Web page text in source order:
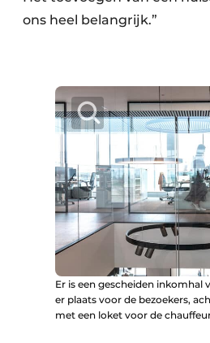
ons heel belangrijk.”
Er is een gescheiden inkomhal
er plaats voor de bezoekers,
met een loket voor de